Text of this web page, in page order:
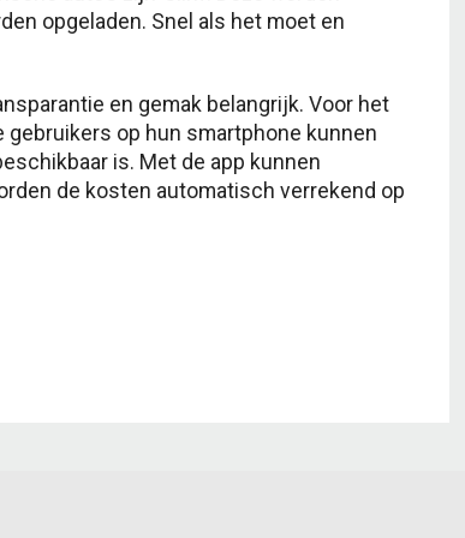
opgeladen. Snel als het moet en
en gemak belangrijk. Voor het
gebruikers op hun smartphone kunnen
is. Met de app kunnen
de kosten automatisch verrekend op